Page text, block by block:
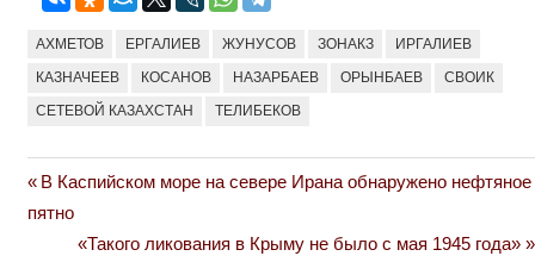
АХМЕТОВ ЕРГАЛИЕВ ЖУНУСОВ ЗОНАКЗ ИРГАЛИЕВ
КАЗНАЧЕЕВ КОСАНОВ НАЗАРБАЕВ ОРЫНБАЕВ СВОИК
СЕТЕВОЙ КАЗАХСТАН ТЕЛИБЕКОВ
Навигация
Previous
Post:
В Каспийском море на севере Ирана обнаружено нефтяное
пятно
Next
«Такого ликования в Крыму не было с мая 1945 года»